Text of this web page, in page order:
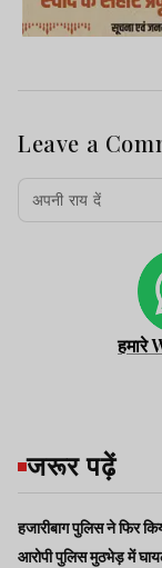
Leave a
हमारे
जरूर पढ़ें
हजारीबाग पुलिस ने फिर
आरोपी पुलिस मुठभेड़ में